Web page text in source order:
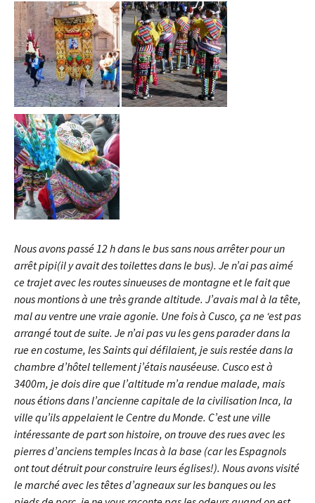
Nous avons passé 12 h dans le bus sans nous arrêter pour un
arrêt pipi(il y avait des toilettes dans le bus). Je n’ai pas aimé
ce trajet avec les routes sinueuses de montagne et le fait que
nous montions à une très grande altitude. J’avais mal à la tête,
mal au ventre une vraie agonie. Une fois à Cusco, ça ne ‘est pas
arrangé tout de suite. Je n’ai pas vu les gens parader dans la
rue en costume, les Saints qui défilaient, je suis restée dans la
chambre d’hôtel tellement j’étais nauséeuse. Cusco est à
3400m, je dois dire que l’altitude m’a rendue malade, mais
nous étions dans l’ancienne capitale de la civilisation Inca, la
ville qu’ils appelaient le Centre du Monde. C’est une ville
intéressante de part son histoire, on trouve des rues avec les
pierres d’anciens temples Incas à la base (car les Espagnols
ont tout détruit pour construire leurs églises!). Nous avons visité
le marché avec les têtes d’agneaux sur les banques ou les